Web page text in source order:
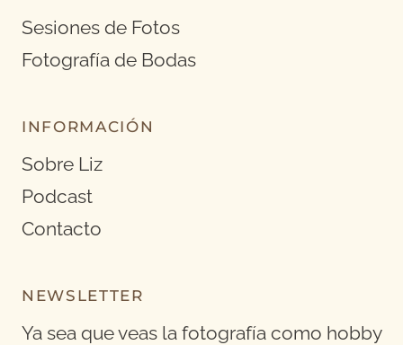
Sesiones de Fotos
Fotografía de Bodas
INFORMACIÓN
Sobre Liz
Podcast
Contacto
NEWSLETTER
Ya sea que veas la fotografía como hobby